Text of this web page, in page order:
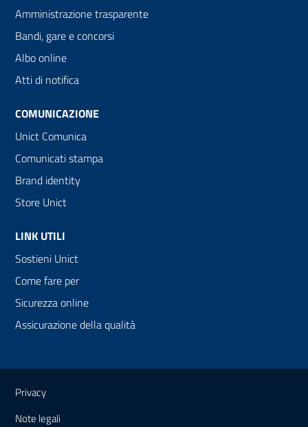
Amministrazione trasparente
Bandi, gare e concorsi
Albo online
Atti di notifica
COMUNICAZIONE
Unict Comunica
Comunicati stampa
Brand identity
Store Unict
LINK UTILI
Sostieni Unict
Come fare per
Sicurezza online
Assicurazione della qualità
Link e informazioni utili
Privacy
Note legali